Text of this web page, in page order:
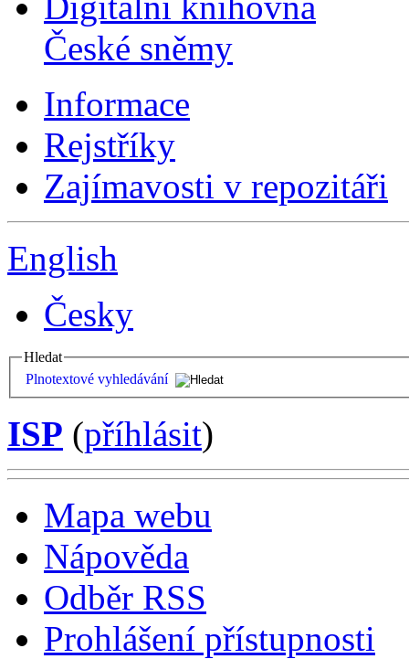
České sněmy
Informace
Rejstříky
Zajímavosti v repozitáři
English
Česky
Hledat
Plnotextové vyhledávání
ISP (příhlásit)
Mapa webu
Nápověda
Odběr RSS
Prohlášení přístupnosti